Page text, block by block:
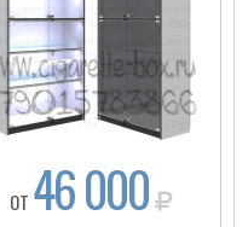
ОТ 46 000